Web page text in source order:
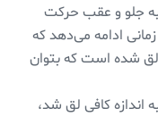
جلو و عقب حرکت
ادامه می‌دهد که
لق شده است که بتوان
کافی لق شد،